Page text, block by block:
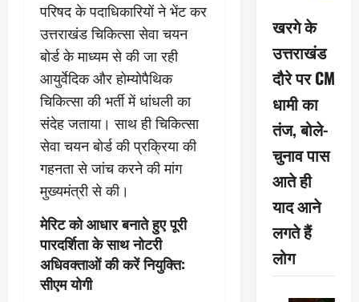
परिषद के पदाधिकारियों ने भेंट कर
उत्तराखंड चिकित्सा सेवा चयन
बोर्ड के माध्यम से की जा रही
आयुर्वेदिक और होम्योपैथिक
चिकित्सा की भर्ती में धांधली का
संदेह जताया। साथ ही चिकित्सा
सेवा चयन बोर्ड की प्रक्रिया की
गहनता से जांच करने की मांग
मुख्यमंत्री से की।
मेरिट को आधार बनाते हुए पूरी
पारदर्शिता के साथ नोटरी
अधिवक्ताओं की करें नियुक्ति:
सीएम योगी
खरगे के
उत्तराखंड
दौरे पर CM
धामी का
तंज, बोले-
चुनाव पास
आते ही
याद आने
लगते हैं
लोग